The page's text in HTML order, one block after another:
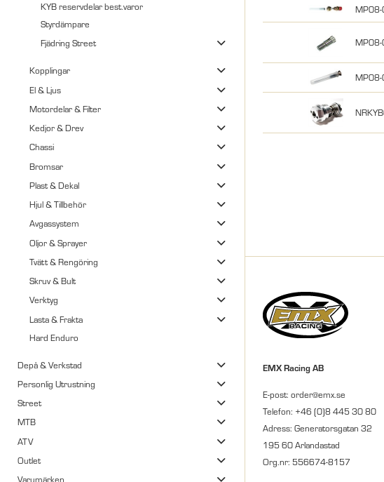
KYB reservdelar best.varor
Styrdämpare
Fjädring Street
Kopplingar
El & Ljus
Motordelar & Filter
Kedjor & Drev
Chassi
Bromsar
Plast & Dekal
Hjul & Tillbehör
Avgassystem
Oljor & Sprayer
Tvätt & Rengöring
Skruv & Bult
Verktyg
Lasta & Frakta
Hard Enduro
Depå & Verkstad
Personlig Utrustning
Street
MTB
ATV
Outlet
Varumärken
EMX Racing AB
E-post: order@emx.se
Telefon: +46 (0)8 445 30 80
Adress: Generatorsgatan 32
195 60 Arlandastad
Org.nr: 556674-8157